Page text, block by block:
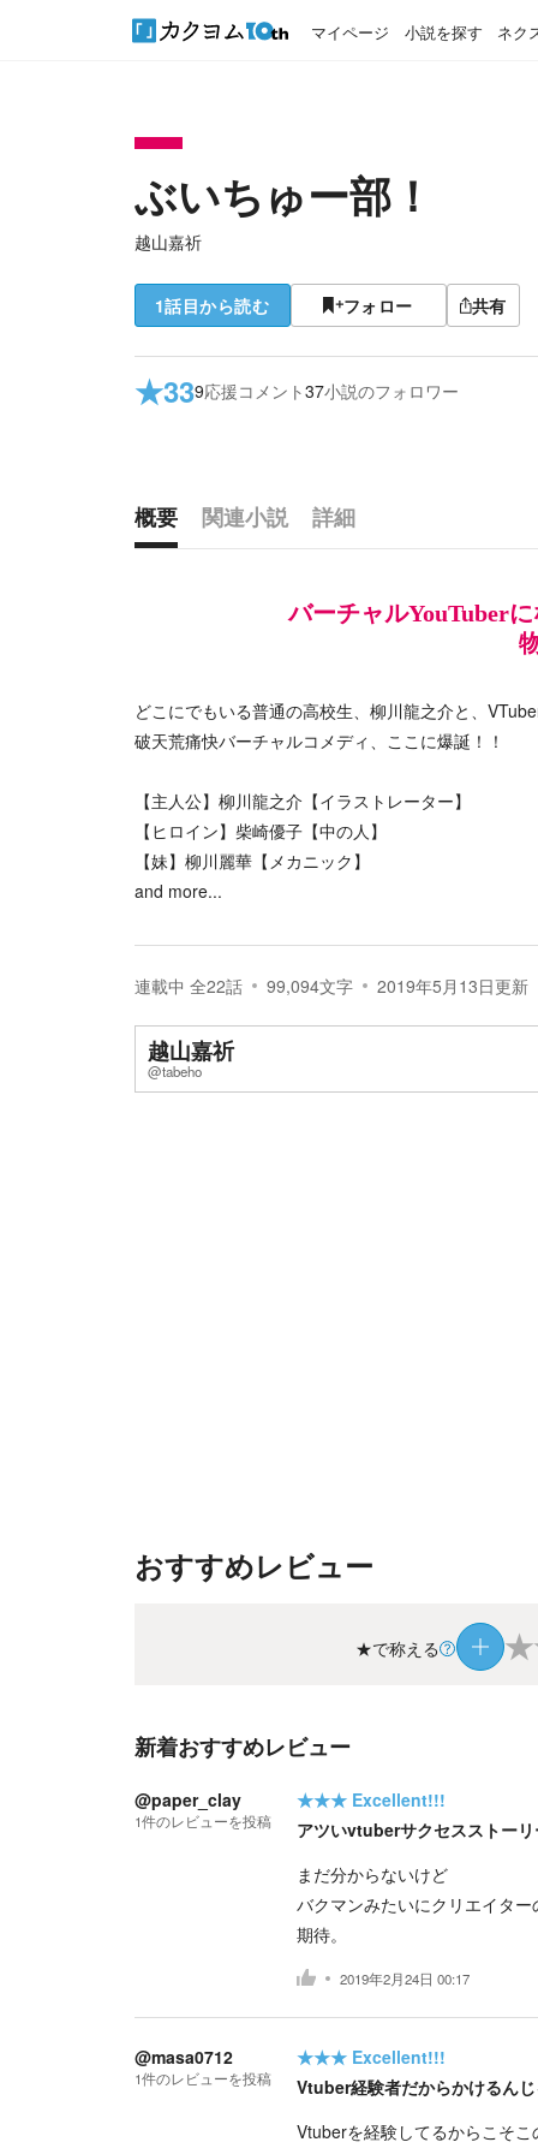
マイページ 小説を探す ネク
ぶいちゅー部！
越山嘉祈
1話目から読む フォロー 共有
★339応援コメント37小説のフォロワー
概要 関連小説
詳細
バーチャルYouTuber
どこにでもいる普通の高校生、柳川龍之介と、
破天荒痛快バーチャルコメディ、ここに爆誕！！
【主人公】柳川龍之介【イラストレーター】
【ヒロイン】柴崎優子【中の人】
【妹】柳川麗華【メカニック】
and more...
連載中 全22話 99,094文字 2019年5月13日更新
越山嘉祈
@tabeho
おすすめレビュー
★で称える ★
新着おすすめレビュー
@paper_clay
1件のレビューを投稿
★★★ Excellent!!!
アツいvtuberサクセスストー
まだ分からないけど
バクマンみたいにクリエイター
期待。
2019年2月24日 00:17
@masa0712
1件のレビューを投稿
★★★ Excellent!!!
Vtuber経験者だからかけるんじ
Vtuberを経験してるからこそこ